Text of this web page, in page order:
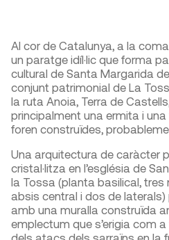
Al cor de Catalunya, a la
un paratge idíl·lic que forma
cultural de Santa Margarida
conjunt patrimonial de La
la ruta Anoia, Terra de
principalment una ermita i
foren construïdes,
Una arquitectura de caràcter
cristal·litza en l’església de
la Tossa (planta basilical,
absis central i dos de laterals)
amb una muralla construïda
emplectum que s’erigia com
dels atacs dels sarraïns en la